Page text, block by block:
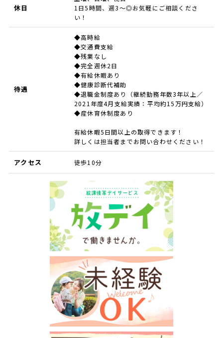
休日
1日5時間、週3～◎お気軽にご相談くださ
い！
待遇
◆高時給
◆交通費支給
◆残業なし
◆完全週休2日
◆有給休暇あり
◆健康診断代補助
◆退職金制度あり（継続勤務年数3年以上／
2021年度4月支給実績：平均約15万円支給）
◆産休育休制度あり
有給休暇5日間以上の取得できます！
詳しくは担当者までお問い合わせください！
アクセス 徒歩10分